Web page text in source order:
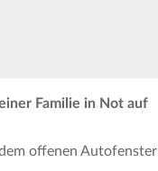
Familie in Not auf
offenen Autofenster